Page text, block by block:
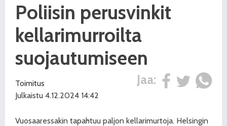
Poliisin perusvinkit
kellarimurroilta
suojautumiseen
Jaa:
Toimitus
Julkaistu 4.12.2024 14:42
Vuosaaressakin tapahtuu paljon kellarimurtoja. Helsingin